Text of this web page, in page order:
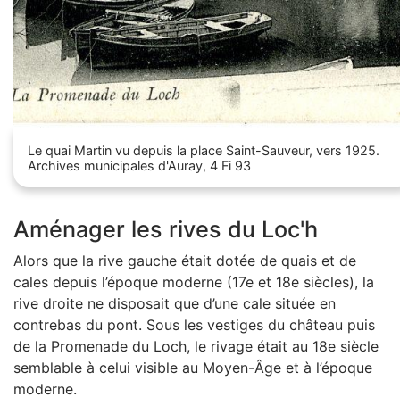
Le quai Martin vu depuis la place Saint-Sauveur, vers 1925.
Archives municipales d'Auray, 4 Fi 93
Aménager les rives du Loc'h
Alors que la rive gauche était dotée de quais et de
cales depuis l’époque moderne (17e et 18e siècles), la
rive droite ne disposait que d’une cale située en
contrebas du pont. Sous les vestiges du château puis
de la Promenade du Loch, le rivage était au 18e siècle
semblable à celui visible au Moyen-Âge et à l’époque
moderne.